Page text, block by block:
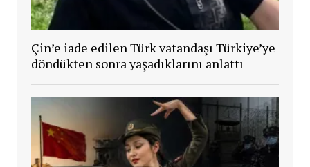
Çin’e iade edilen Türk vatandaşı Türkiye’ye
döndükten sonra yaşadıklarını anlattı